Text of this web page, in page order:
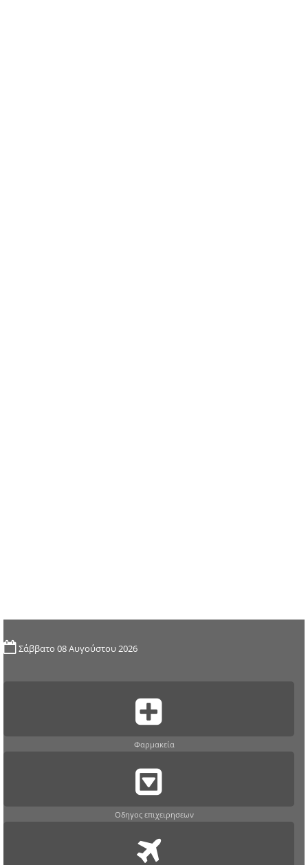
Σάββατο 08 Αυγούστου 2026
Φαρμακεία
Οδηγος επιχειρησεων